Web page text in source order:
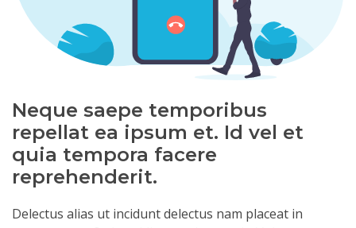
Neque saepe temporibus
repellat ea ipsum et. Id vel et
quia tempora facere
reprehenderit.
Delectus alias ut incidunt delectus nam placeat in